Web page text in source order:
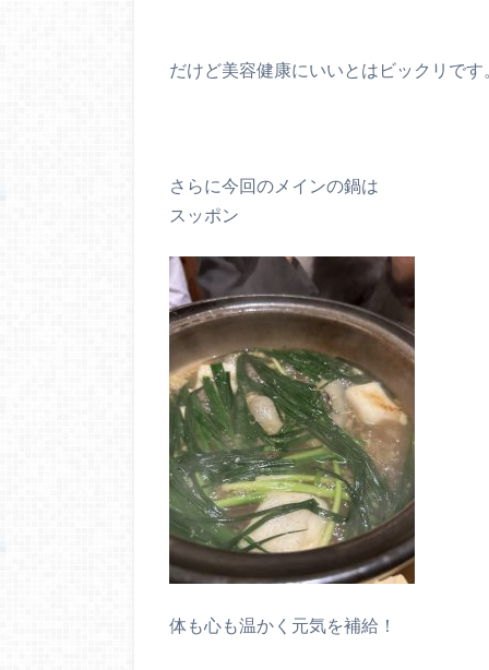
だけど美容健康にいいとはビックリです
さらに今回のメインの鍋は
スッポン
体も心も温かく元気を補給！